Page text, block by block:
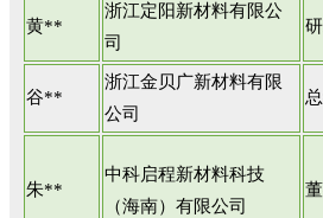
黄**
浙江定阳新材料有限公
司
谷**
浙江金贝广新材料有限
公司
朱**
中科启程新材料科技
（海南）有限公司